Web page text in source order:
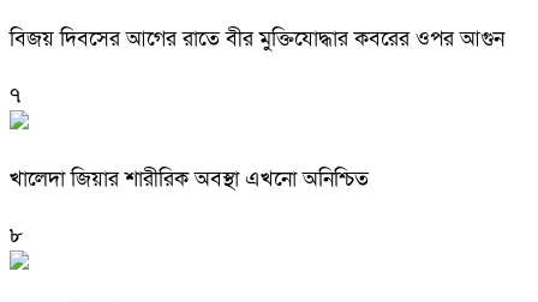
বিজয় দিবসের আগের রাতে বীর মুক্তিযোদ্ধার কবরের ওপর আগুন
৭
খালেদা জিয়ার শারীরিক অবস্থা এখনো অনিশ্চিত
৮